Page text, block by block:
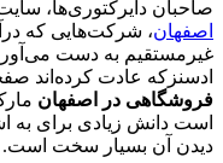
صاحبان دایرکتوری‌ها،
اصفهان، شرکت‌هایی که
غیرمستقیم به دست
ادسنزکه عادت کرده‌اند
فروشگاهی در اصفهان
است دانش زیادی برای به
دیدن آن بسیار سخت است.